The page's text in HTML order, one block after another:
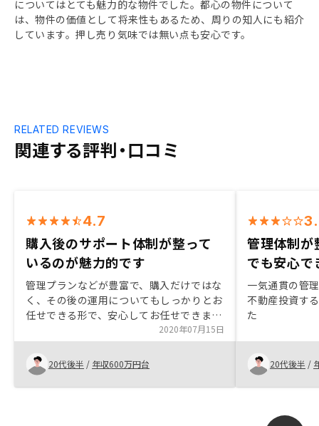
についてはとても魅力的な物件でした。都心の物件について
は、物件の価値として将来性もあるため、周りの知人にも紹介
しています。押し売り気味では無い点も安心です。
関連する評判・口コミ
RELATED REVIEWS
4.7
購入後のサポート体制が整って
いるのが魅力的です
管理プランなどが豊富で、購入だけではな
く、その後の運用についてもしっかりとお
任せできる形で、安心してお任せできまし
た。東京物件ベースでお話を頂きました
が、後々地域ごとの条件変更などある事が
わかりましたので、最初からその辺も知れ
たらよかったです。
2020年07月15日
20代後半 / 年収600万円台
管理体制が
でも安心で
一気通貫の管
不動産投資す
た
20代後半 /